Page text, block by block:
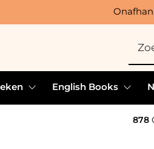
English Books
878